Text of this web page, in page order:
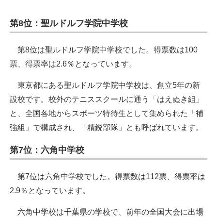
第8位：聖ルドルフ学院中学校
第8位は聖ルドルフ学院中学校でした。得票数は100
票、得票率は2.6％となっています。
東京都にある聖ルドルフ学院中学校は、創立5年の新
設校です。校外のテニススクールに通う「はえぬき組」
と、全国各地からスポーツ特待生として集められた「補
強組」で構成され、「精鋭部隊」とも呼ばれています。
第7位：六角中学校
第7位は六角中学校でした。得票数は112票、得票率は
2.9％となっています。
六角中学校は千葉県の学校で、前年の全国大会に出場